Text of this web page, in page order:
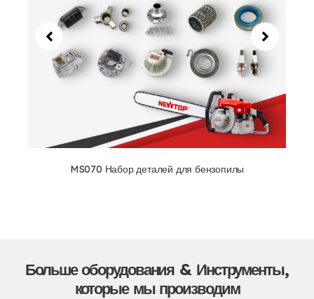
MS070 Набор деталей для бензопилы
Больше оборудования & Инструменты,
которые мы производим